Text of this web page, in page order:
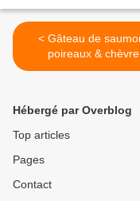
< Gâteau de saumon,
poireaux & chèvre
Hébergé par Overblog
Top articles
Pages
Contact